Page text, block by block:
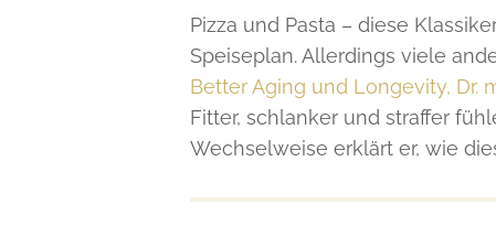
Pizza und Pasta – diese
Speiseplan. Allerdings viele
Better Aging und Longevity, Dr.
Fitter, schlanker und straffer
Wechselweise erklärt er, wie